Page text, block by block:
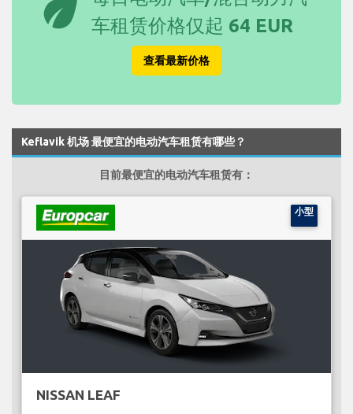
eco
车租赁价格仅起 64 EUR
查看最新价格
Keflavik 机场 最便宜的电动汽车租赁有哪些？
目前最便宜的电动汽车租赁有：
小型
NISSAN LEAF